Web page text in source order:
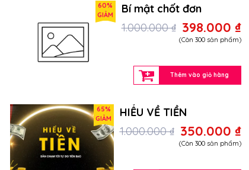
60%
GIẢM
Bí mật chốt đơn
1.000.000 ₫ 398.000 ₫
(Còn 300 sản phẩm)
Thêm vào giỏ hàng
65%
GIẢM
HIỂU VỀ TIỀN
1.000.000 ₫ 350.000 ₫
(Còn 300 sản phẩm)